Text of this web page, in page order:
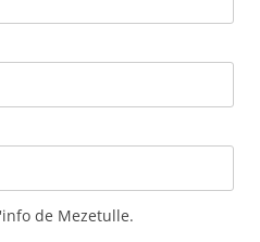
de Mezetulle.